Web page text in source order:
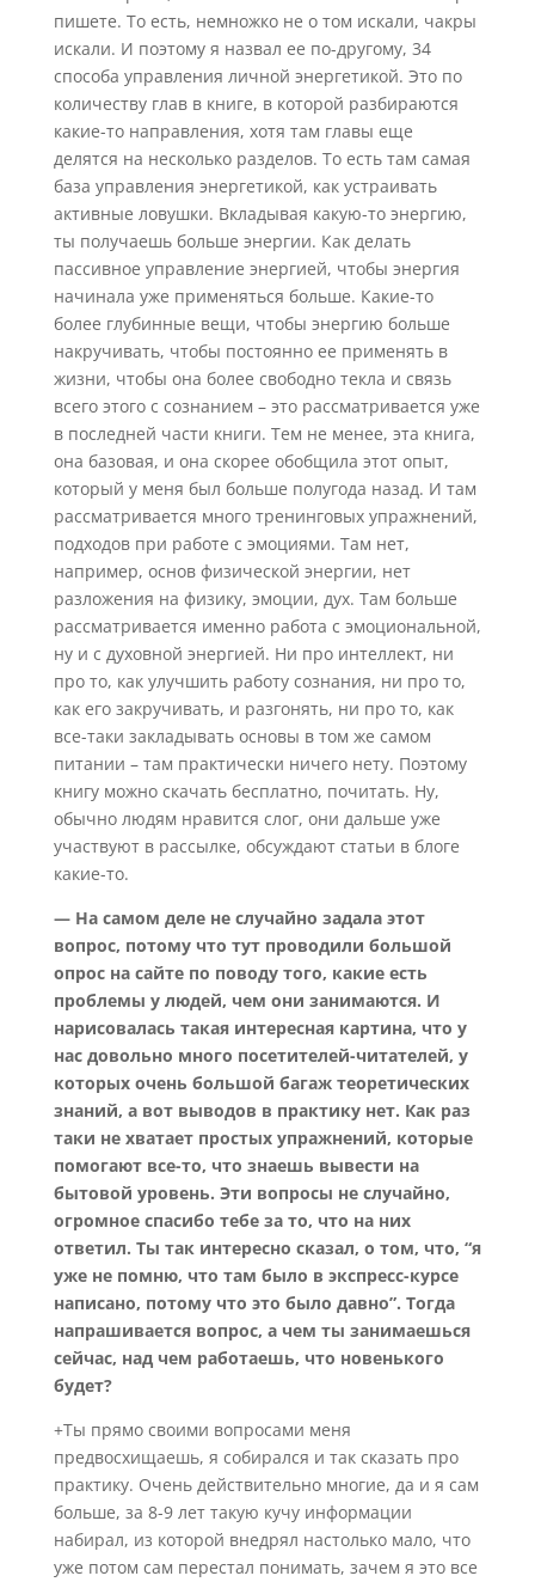
пишете. То есть, немножко не о том искали, чакры
искали. И поэтому я назвал ее по-другому, 34
способа управления личной энергетикой. Это по
количеству глав в книге, в которой разбираются
какие-то направления, хотя там главы еще
делятся на несколько разделов. То есть там самая
база управления энергетикой, как устраивать
активные ловушки. Вкладывая какую-то энергию,
ты получаешь больше энергии. Как делать
пассивное управление энергией, чтобы энергия
начинала уже применяться больше. Какие-то
более глубинные вещи, чтобы энергию больше
накручивать, чтобы постоянно ее применять в
жизни, чтобы она более свободно текла и связь
всего этого с сознанием – это рассматривается уже
в последней части книги. Тем не менее, эта книга,
она базовая, и она скорее обобщила этот опыт,
который у меня был больше полугода назад. И там
рассматривается много тренинговых упражнений,
подходов при работе с эмоциями. Там нет,
например, основ физической энергии, нет
разложения на физику, эмоции, дух. Там больше
рассматривается именно работа с эмоциональной,
ну и с духовной энергией. Ни про интеллект, ни
про то, как улучшить работу сознания, ни про то,
как его закручивать, и разгонять, ни про то, как
все-таки закладывать основы в том же самом
питании – там практически ничего нету. Поэтому
книгу можно скачать бесплатно, почитать. Ну,
обычно людям нравится слог, они дальше уже
участвуют в рассылке, обсуждают статьи в блоге
какие-то.
— На самом деле не случайно задала этот
вопрос, потому что тут проводили большой
опрос на сайте по поводу того, какие есть
проблемы у людей, чем они занимаются. И
нарисовалась такая интересная картина, что у
нас довольно много посетителей-читателей, у
которых очень большой багаж теоретических
знаний, а вот выводов в практику нет. Как раз
таки не хватает простых упражнений, которые
помогают все-то, что знаешь вывести на
бытовой уровень. Эти вопросы не случайно,
огромное спасибо тебе за то, что на них
ответил. Ты так интересно сказал, о том, что, “я
уже не помню, что там было в экспресс-курсе
написано, потому что это было давно”. Тогда
напрашивается вопрос, а чем ты занимаешься
сейчас, над чем работаешь, что новенького
будет?
+Ты прямо своими вопросами меня
предвосхищаешь, я собирался и так сказать про
практику. Очень действительно многие, да и я сам
больше, за 8-9 лет такую кучу информации
набирал, из которой внедрял настолько мало, что
уже потом сам перестал понимать, зачем я это все